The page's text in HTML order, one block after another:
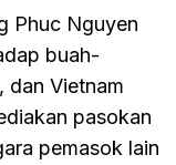
Phuc Nguyen
buah-
dan Vietnam
pasokan
pemasok lain